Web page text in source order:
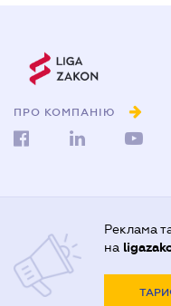
ПРО КОМПАНІЮ
Реклама
на